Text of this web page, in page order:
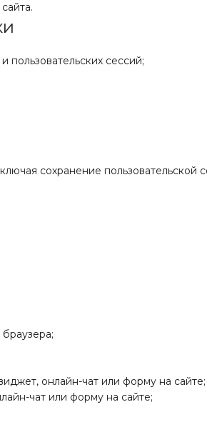
пользовательских сессий;
сохранение пользовательской
онлайн-чат или форму на сайте;
чат или форму на сайте;